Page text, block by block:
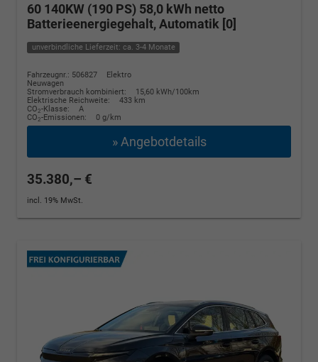
60 140KW (190 PS) 58,0 kWh netto
Batterieenergiegehalt, Automatik [0]
unverbindliche Lieferzeit: ca. 3-4 Monate
Fahrzeugnr.: 506827
Elektro
Neuwagen
Stromverbrauch kombiniert:
15,60 kWh/100km
Elektrische Reichweite:
433 km
CO2-Klasse:
A
CO2-Emissionen: 0 g/km
» Angebotdetails
35.380,– €
incl. 19% MwSt.